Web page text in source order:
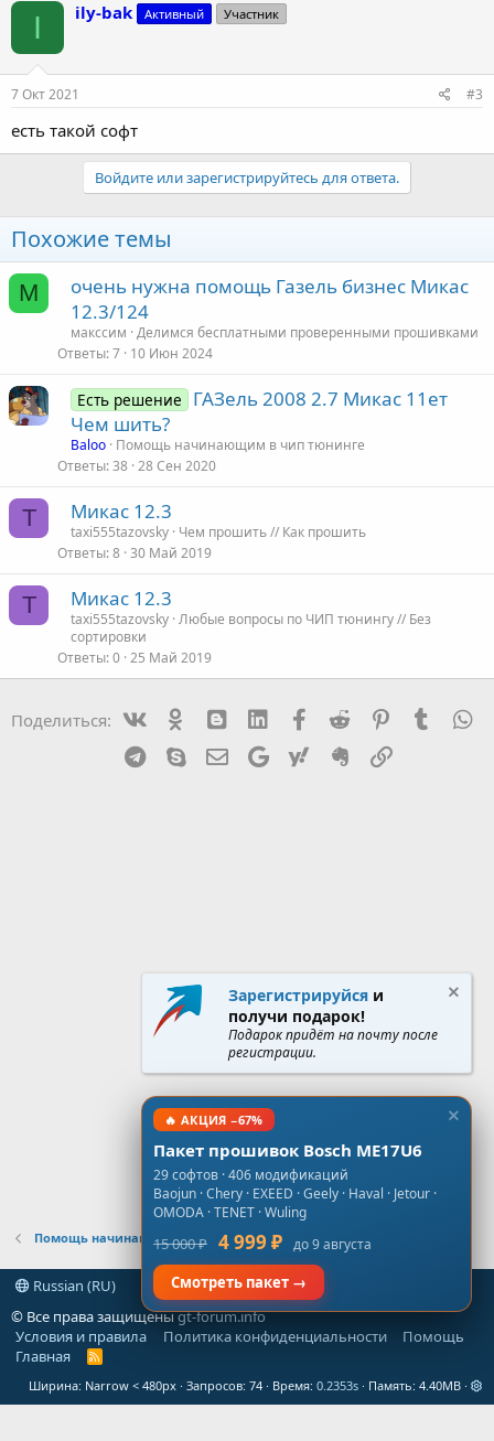
I ily-bak Активный Участник
7 Окт 2021 #3
есть такой софт
Войдите или зарегистрируйтесь для ответа.
Похожие темы
М
очень нужна помощь Газель бизнес Микас
12.3/124
макcсим Делимся бесплатными проверенными прошивками
Ответы 7 10 Июн 2024
Есть решение
ГАЗель 2008 2.7 Микас 11ет
Чем шить?
Baloo Помощь начинающим в чип тюнинге
Ответы 38 28 Сен 2020
T Микас 12.3
taxi555tazovsky Чем прошить // Как прошить
Ответы 8 30 Май 2019
T Микас 12.3
taxi555tazovsky Любые вопросы по ЧИП тюнингу // Без
сортировки
Ответы 0 25 Май 2019
Поделиться: Ok mes_blogger
Linked InFacebook
Reddit PinterestTumblr
Telegram
Skype Эл. почта
Google Yahoo Evernote
Помощь начинающим в чип тюнинге
Russian (RU)
© Все права защищеныgt-forum.info
Условия и правила
Политика конфиденциальности
Помощь
Главная
R
S
Ширина Запросов 74 Время 0.2353s Память 4.40MB
Зарегистрируйся и
получи подарок!
Подарок придёт на почту после
регистрации.
🔥 АКЦИЯ −67%
Пакет прошивок Bosch ME17U6
29 софтов · 406 модификаций
Baojun · Chery · EXEED · Geely · Haval · Jetour ·
OMODA · TENET · Wuling
15 000 ₽ 4 999 ₽ до 9 августа
Смотреть пакет →